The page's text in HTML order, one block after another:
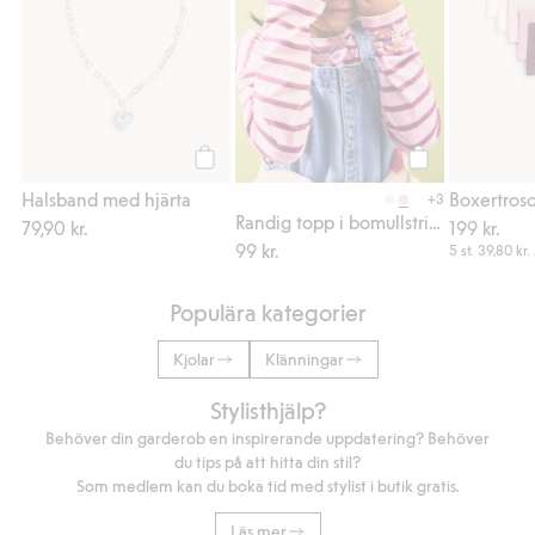
Halsband med hjärta
79,90 kr.
Köp
+3
99 kr.
199 kr.
5 st. 39,80 kr.
Populära kategorier
Kjolar Klänningar
Stylisthjälp?
Behöver din garderob en inspirerande uppdatering? Behöver
du tips på att hitta din stil?
Som medlem kan du boka tid med stylist i butik gratis.
Läs mer